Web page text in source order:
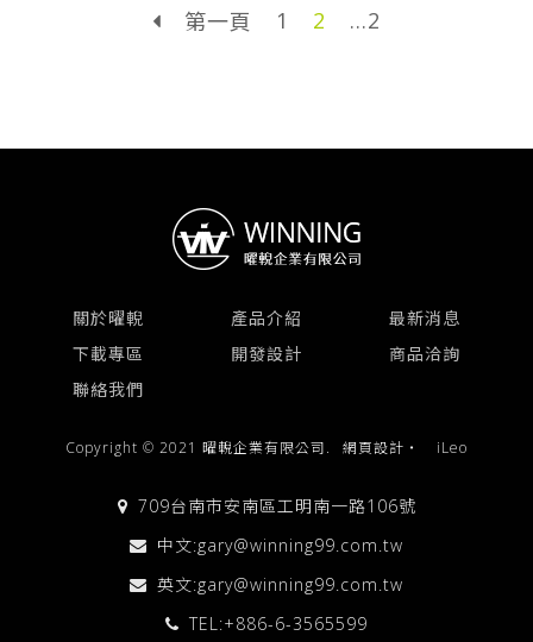
第一頁 1 2 ...2
關於曜輗 產品介紹
最新消息
下載專區
開發設計
商品洽詢
聯絡我們
Copyright © 2021 曜輗企業有限公司. 網頁設計 ‧ iLeo
709台南市安南區工明南一路106號
中文:gary@winning99.com.tw
英文:gary@winning99.com.tw
TEL:+886-6-3565599